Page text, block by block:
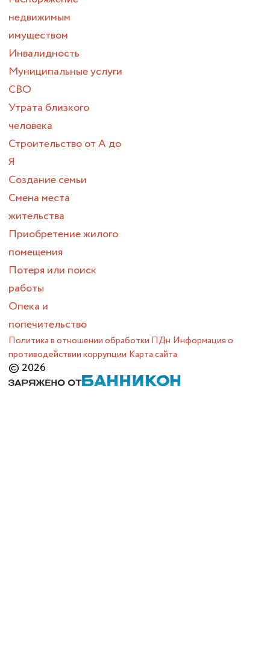
недвижимым
имуществом
Инвалидность
Муниципальные услуги
СВО
Утрата близкого
человека
Строительство от А до
Я
Создание семьи
Смена места
жительства
Приобретение жилого
помещения
Потеря или поиск
работы
Опека и
попечительство
Политика в отношении обработки ПДн Информация о
противодействии коррупции Карта сайта
© 2026